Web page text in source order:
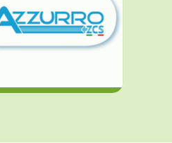
ZCS Azzurro